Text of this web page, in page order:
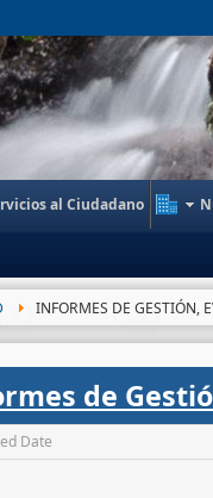
al Ciudadano
INFORMES DE GESTIÓN,
de
Date